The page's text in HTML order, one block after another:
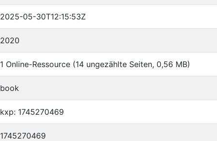
2025-05-30T12:15:53Z
2020
1 Online-Ressource (14 ungezählte Seiten, 0,56 MB)
book
kxp: 1745270469
1745270469